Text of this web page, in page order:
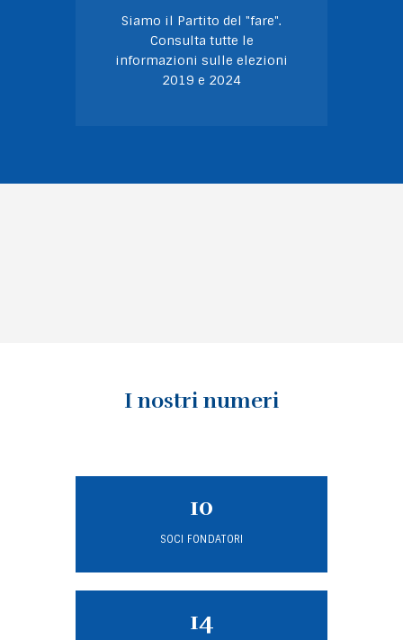
Siamo il Partito del "fare".
Consulta tutte le
informazioni sulle elezioni
2019 e 2024
I nostri numeri
10
SOCI FONDATORI
14